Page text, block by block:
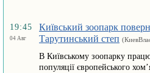
19:45
04 Авг
Київський зоопарк
Тарутинський степ
В Київському зоопарку
популяції європейського